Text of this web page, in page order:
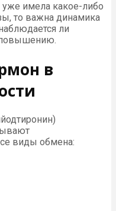
имела какое-либо
то важна динамика
ли
в
виды обмена: